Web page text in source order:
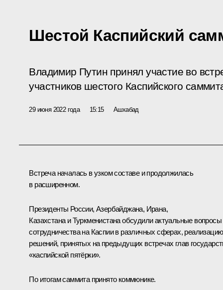
Шестой Каспийский
Владимир Путин принял участие во
участников шестого Каспийского
29 июня 2022 года 15:15 Ашхабад
Встреча началась в узком составе и продолжилась
в расширенном.
Президенты России, Азербайджана, Ирана,
Казахстана и Туркменистана обсудили актуальные вопросы
сотрудничества на Каспии в различных сферах, реализацию
решений, принятых на предыдущих встречах глав
«каспийской пятёрки».
По итогам саммита принято коммюнике.